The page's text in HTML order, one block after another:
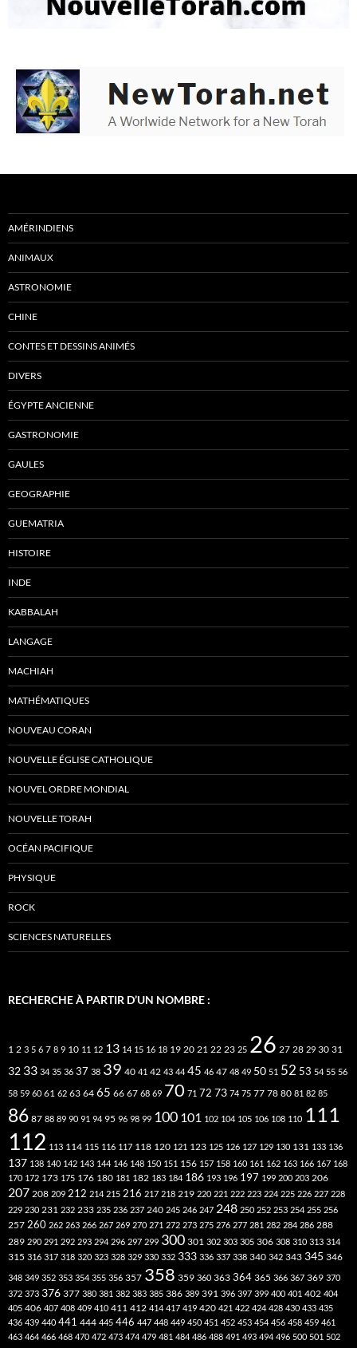
AMÉRINDIENS
ANIMAUX
ASTRONOMIE
CHINE
CONTES ET DESSINS ANIMÉS
DIVERS
ÉGYPTE ANCIENNE
GASTRONOMIE
GAULES
GEOGRAPHIE
GUEMATRIA
HISTOIRE
INDE
KABBALAH
LANGAGE
MACHIAH
MATHÉMATIQUES
NOUVEAU CORAN
NOUVELLE ÉGLISE CATHOLIQUE
NOUVEL ORDRE MONDIAL
NOUVELLE TORAH
OCÉAN PACIFIQUE
PHYSIQUE
ROCK
SCIENCES NATURELLES
RECHERCHE À PARTIR D’UN NOMBRE :
1 2 3 5 6 7 8 9 10 11 12 13 14 15 16 18 19 20 21 22 23 25 26 27 28 29 30 31
32 33 34 35 36 37 38 39 40 41 42 43 44 45 46 47 48 49 50 51 52 53 54 55 56
58 59 60 61 62 63 64 65 66 67 68 69 70 71 72 73 74 75 77 78 80 81 82 85
86 87 88 89 90 91 94 95 96 98 99 100 101 102 104 105 106 108 110 111
112 113 114 115 116 117 118 120 121 123 125 126 127 129 130 131 133 136
137 138 140 142 143 144 146 148 150 151 156 157 158 160 161 162 163 166 167 168
170 172 173 175 176 180 181 182 183 184 186 193 196 197 199 200 203 206
207 208 209 212 214 215 216 217 218 219 220 221 222 223 224 225 226 227 228
229 230 231 232 233 235 236 237 240 245 246 247 248 250 252 253 254 255 256
257 260 262 263 266 267 269 270 271 272 273 275 276 277 281 282 284 286 288
289 290 291 292 293 294 296 297 299 300 301 302 303 305 306 308 310 313 314
315 316 317 318 320 323 328 329 330 332 333 336 337 338 340 342 343 345 346
348 349 352 353 354 355 356 357 358 359 360 363 364 365 366 367 369 370
372 373 376 377 380 381 382 383 385 386 389 391 396 397 399 400 401 402 404
405 406 407 408 409 410 411 412 414 417 419 420 421 422 424 428 430 433 435
436 439 440 441 444 445 446 447 448 449 450 451 452 453 454 456 458 459 461
463 464 466 468 470 472 473 474 479 481 484 486 488 491 493 494 496 500 501 502